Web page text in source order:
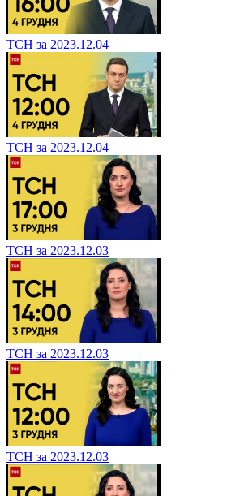
ТСН за 2023.12.04
ТСН за 2023.12.04
ТСН за 2023.12.03
ТСН за 2023.12.03
ТСН за 2023.12.03